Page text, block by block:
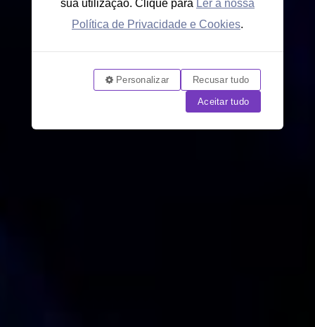
sua utilização. Clique para Ler a nossa
Política de Privacidade e Cookies.
Personalizar Recusar tudo
Aceitar tudo